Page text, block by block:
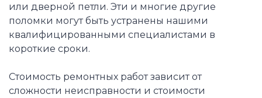
или дверной петли. Эти и многие другие
поломки могут быть устранены нашими
квалифицированными специалистами в
короткие сроки.
Стоимость ремонтных работ зависит от
сложности неисправности и стоимости